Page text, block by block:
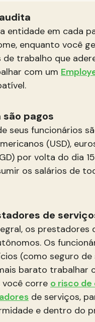
entidade em cada
enquanto você
trabalho que
com um
pagos
seus funcionários
(USD),
por volta do dia
os salários de
de
os
Os
(como seguro
barato
você corre o risco
de serviços,
e dentro do